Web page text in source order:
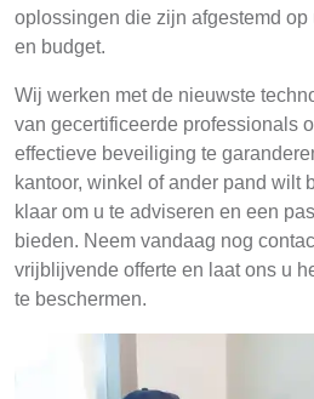
oplossingen die zijn afgestemd
en budget.
Wij werken met de nieuwste
van gecertificeerde professionals
effectieve beveiliging te
kantoor, winkel of ander pand wilt
klaar om u te adviseren en een
bieden. Neem vandaag nog
vrijblijvende offerte en laat ons u
te beschermen.